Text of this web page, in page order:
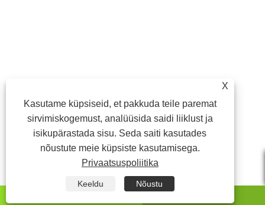
X
Kasutame küpsiseid, et pakkuda teile paremat
sirvimiskogemust, analüüsida saidi liiklust ja
isikupärastada sisu. Seda saiti kasutades
nõustute meie küpsiste kasutamisega.
Privaatsuspoliitika
Keeldu Nõustu